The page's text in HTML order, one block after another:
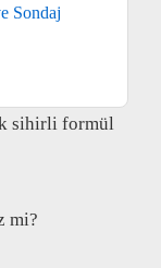
Sondaj
sihirli formül
mi?